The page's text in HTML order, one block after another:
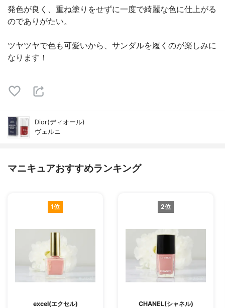
発色が良く、重ね塗りをせずに一度で綺麗な色に仕上がる
のでありがたい。
ツヤツヤで色も可愛いから、サンダルを履くのが楽しみに
なります！
Dior(ディオール)
ヴェルニ
マニキュアおすすめランキング
1位
excel(エクセル)
2位
CHANEL(シャネル)